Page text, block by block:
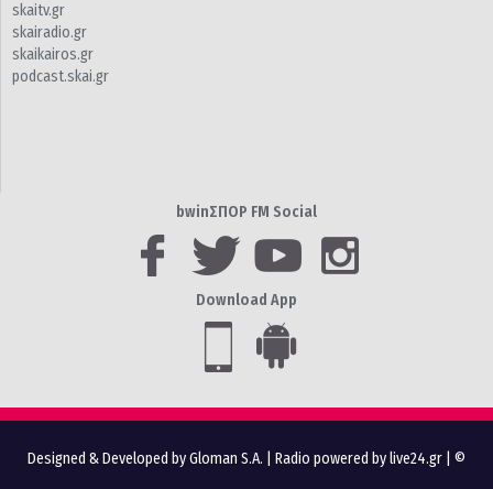
skaitv.gr
skairadio.gr
skaikairos.gr
podcast.skai.gr
bwinΣΠΟΡ FM Social
Download App
Designed & Developed by Gloman S.A. Radio powered by live24.gr | ©